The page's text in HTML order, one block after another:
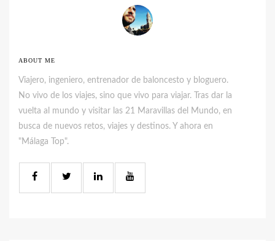
ABOUT ME
Viajero, ingeniero, entrenador de baloncesto y bloguero.
No vivo de los viajes, sino que vivo para viajar. Tras dar la
vuelta al mundo y visitar las 21 Maravillas del Mundo, en
busca de nuevos retos, viajes y destinos. Y ahora en
"Málaga Top".